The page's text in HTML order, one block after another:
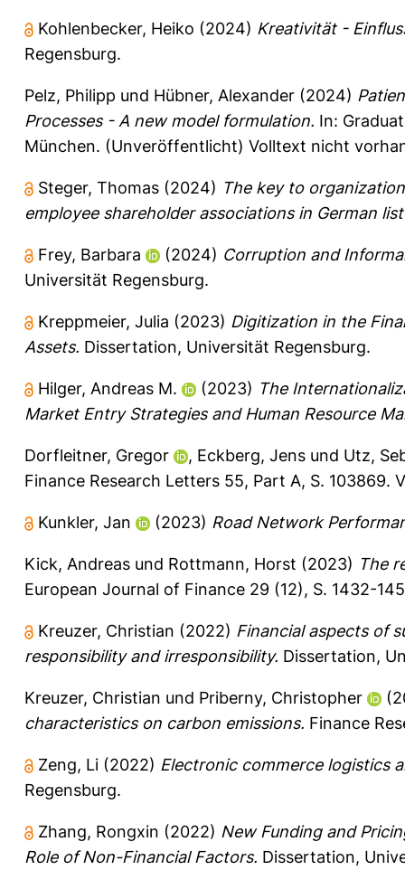
Kohlenbecker, Heiko (2024) Kreativität -
Regensburg.
Pelz, Philipp und Hübner, Alexander (2024)
Processes - A new model formulation. In:
München. (Unveröffentlicht) Volltext nicht
Steger, Thomas (2024) The key to
employee shareholder associations in German
Frey, Barbara (2024) Corruption and
Universität Regensburg.
Kreppmeier, Julia (2023) Digitization in the
Assets. Dissertation, Universität Regensburg.
Hilger, Andreas M. (2023) The
Market Entry Strategies and Human Resource
Dorfleitner, Gregor , Eckberg, Jens und Utz,
Finance Research Letters 55, Part A, S. 103869.
Kunkler, Jan (2023) Road Network
Kick, Andreas und Rottmann, Horst (2023) The
European Journal of Finance 29 (12), S. 1432-
Kreuzer, Christian (2022) Financial aspects of
responsibility and irresponsibility. Dissertation,
Kreuzer, Christian und Priberny, Christopher
characteristics on carbon emissions. Finance
Zeng, Li (2022) Electronic commerce logistics
Regensburg.
Zhang, Rongxin (2022) New Funding and
Role of Non-Financial Factors. Dissertation,